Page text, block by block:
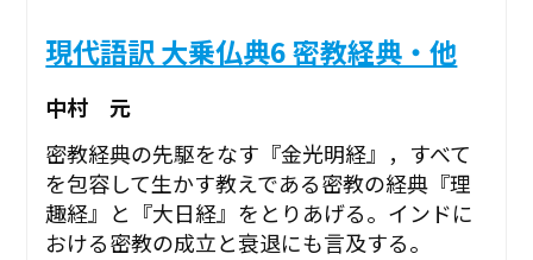
現代語訳 大乗仏典6 密教経典・他
中村 元
密教経典の先駆をなす『金光明経』，すべて
を包容して生かす教えである密教の経典『理
趣経』と『大日経』をとりあげる。インドに
おける密教の成立と衰退にも言及する。